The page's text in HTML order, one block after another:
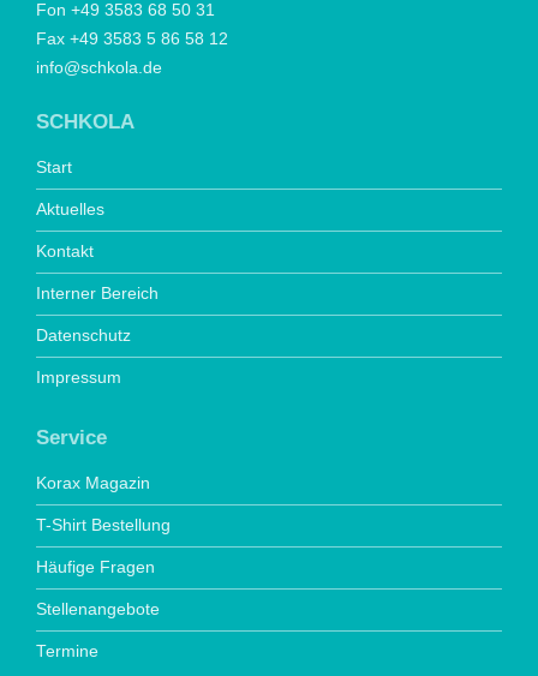
Fon +49 3583 68 50 31
Fax +49 3583 5 86 58 12
info@schkola.de
SCHKOLA
Start
Aktuelles
Kontakt
Interner Bereich
Datenschutz
Impressum
Service
Korax Magazin
T-Shirt Bestellung
Häufige Fragen
Stellenangebote
Termine